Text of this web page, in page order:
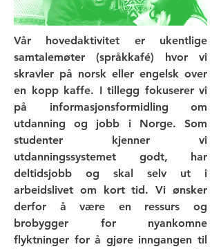
Vår hovedaktivitet er ukentlige
samtalemøter (språkkafé) hvor vi
skravler på norsk eller engelsk over
en kopp kaffe. I tillegg fokuserer vi
på informasjonsformidling om
utdanning og jobb i Norge. Som
studenter kjenner vi
utdanningssystemet godt, har
deltidsjobb og skal selv ut i
arbeidslivet om kort tid. Vi ønsker
derfor å være en ressurs og
brobygger for nyankomne
flyktninger for å gjøre inngangen til